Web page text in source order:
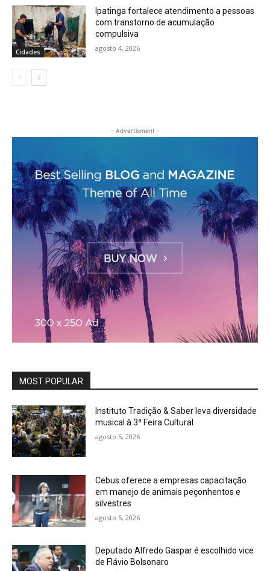
Cidades
Ipatinga fortalece atendimento a pessoas
com transtorno de acumulação
compulsiva
agosto 4, 2026
- Advertisment -
MOST POPULAR
Instituto Tradição & Saber leva diversidade
musical à 3ª Feira Cultural
agosto 5, 2026
Cebus oferece a empresas capacitação
em manejo de animais peçonhentos e
silvestres
agosto 5, 2026
Deputado Alfredo Gaspar é escolhido vice
de Flávio Bolsonaro